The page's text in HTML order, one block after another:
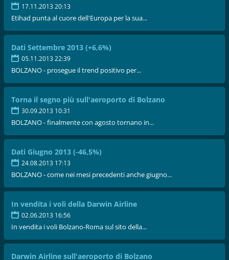
17.11.2013 20:13
Etihad punta al cuore dell'Europa per la sua...
Dati Settembre 2013 (+6,6%)
05.11.2013 22:39
BOLZANO - prosegue il trend positivo per...
Torna il segno più sull'aeroporto di Bolzano
30.09.2013 10:31
BOLZANO - finalmente con agosto tornano in...
Dati Giugno 2013 (-46,5%)
24.08.2013 17:13
BOLZANO - come nei mesi precedenti anche giugno...
In vendita i voli della Darwin Airline
02.06.2013 16:56
In vendita i voli Bolzano-Roma sul sito della...
Darwin Airline sull'aeroporto di Bolzano